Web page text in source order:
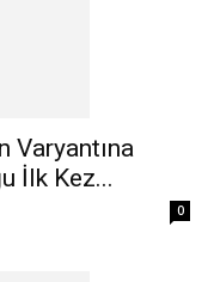
Varyantına
İlk Kez...
0